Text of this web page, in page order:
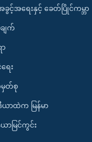
င့်အရေးနှင့် ခေတ်ပြိုင်ကမ္ဘာ
ျက်
ေး
တ်စု
ယာထဲက မြန်မာ
ဒီယာမြင်ကွင်း